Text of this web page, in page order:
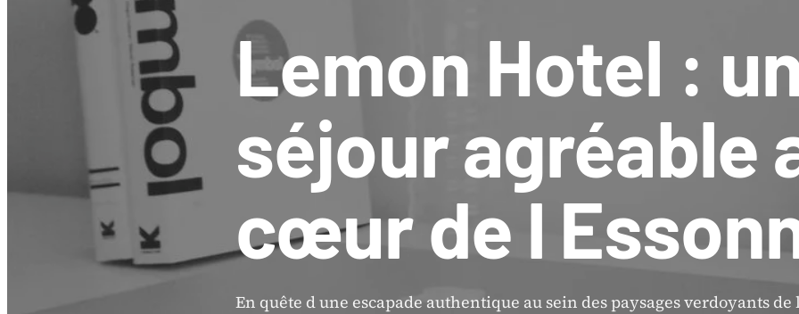
Lemon Hotel :
séjour agréable
cœur de l
En quête d une escapade authentique au sein des paysages verdoyants de